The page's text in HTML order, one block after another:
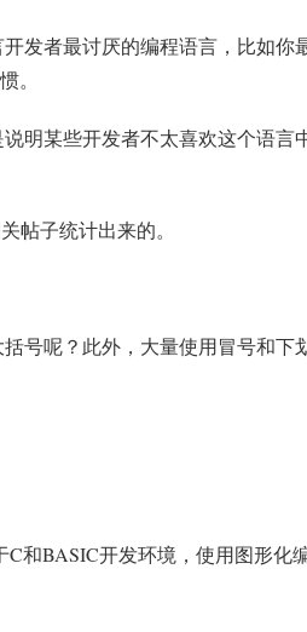
发者最讨厌的编程语言，比如你
。
明某些开发者不太喜欢这个语言
帖子统计出来的。
号呢？此外，大量使用冒号和下
和BASIC开发环境，使用图形化